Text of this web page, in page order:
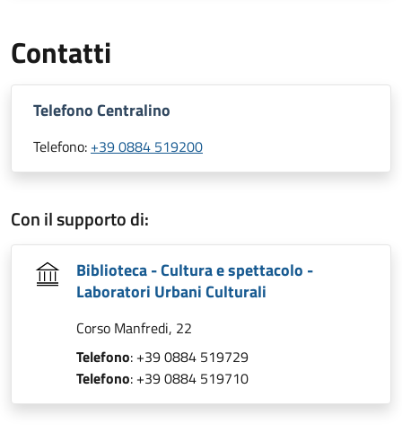
Contatti
Telefono Centralino
Telefono: +39 0884 519200
Con il supporto di:
Biblioteca - Cultura e spettacolo -
Laboratori Urbani Culturali
Corso Manfredi, 22
Telefono: +39 0884 519729
Telefono: +39 0884 519710